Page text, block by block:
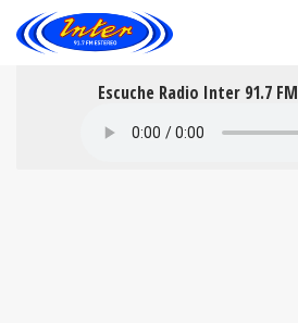
Escuche Radio Inter 91.7 FM